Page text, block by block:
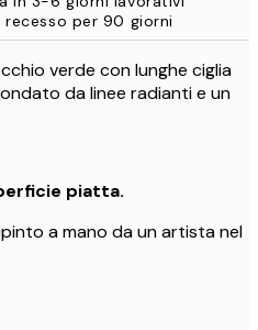
per 90 giorni
verde con lunghe ciglia
da linee radianti e un
piatta.
a mano da un artista nel